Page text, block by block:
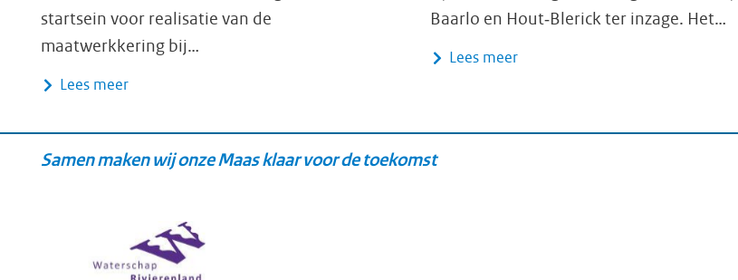
startsein voor realisatie van de
maatwerkkering bij…
Lees meer
Baarlo en Hout‑Blerick ter inzage. Het…
Lees meer
Samen maken wij onze Maas klaar voor de toekomst